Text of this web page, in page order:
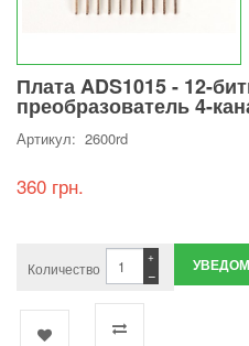
Плата ADS1015 - 12-
преобразователь 4-
Артикул: 2600rd
360 грн.
Количество −
+